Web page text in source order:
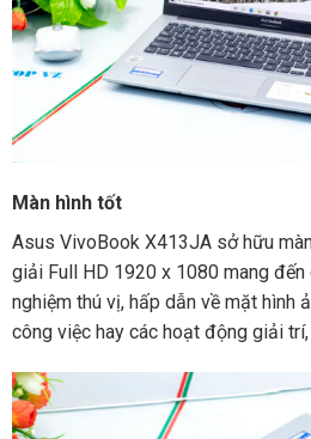
Màn hình tốt
Asus VivoBook X413JA sở hữu
giải Full HD 1920 x 1080 mang
nghiệm thú vị, hấp dẫn về mặt hình
công việc hay các hoạt động giải